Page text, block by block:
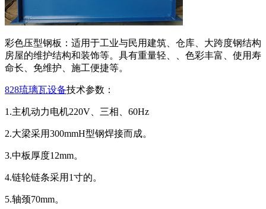
彩色压型钢板：适用于工业与民用建筑、仓库、大跨度钢结构
房屋的维护结构和装饰等。具有重量轻、、色彩丰富、使用寿
命长、免维护、施工便捷等。
828琉璃瓦设备技术参数：
1.主机动力电机220V、三相、60Hz
2.大梁采用300mmH型钢焊接而成。
3.中板厚度12mm。
4.链轮链条采用1寸的。
5.轴颈70mm。